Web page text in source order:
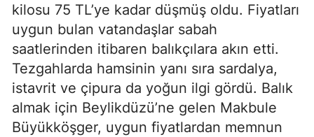
kilosu 75 TL’ye kadar düşmüş oldu. Fiyatları
uygun bulan vatandaşlar sabah
saatlerinden itibaren balıkçılara akın etti.
Tezgahlarda hamsinin yanı sıra sardalya,
istavrit ve çipura da yoğun ilgi gördü. Balık
almak için Beylikdüzü’ne gelen Makbule
Büyükköşger, uygun fiyatlardan memnun